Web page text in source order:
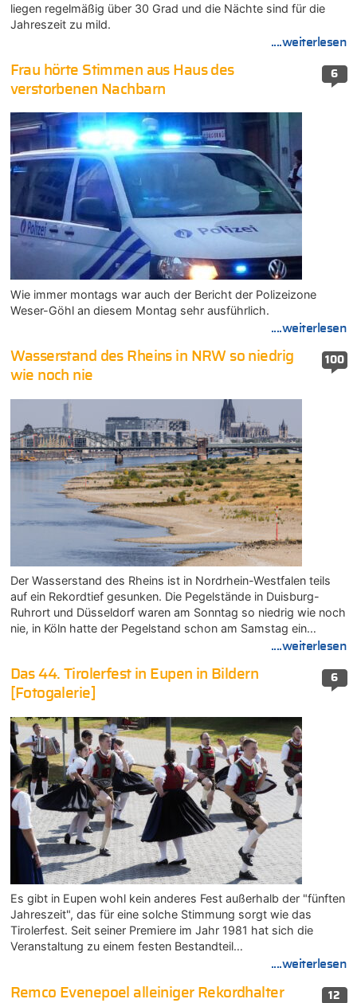
liegen regelmäßig über 30 Grad und die Nächte sind für die
Jahreszeit zu mild.
....weiterlesen
6
Frau hörte Stimmen aus Haus des
verstorbenen Nachbarn
Wie immer montags war auch der Bericht der Polizeizone
Weser-Göhl an diesem Montag sehr ausführlich.
....weiterlesen
100
Wasserstand des Rheins in NRW so niedrig
wie noch nie
Der Wasserstand des Rheins ist in Nordrhein-Westfalen teils
auf ein Rekordtief gesunken. Die Pegelstände in Duisburg-
Ruhrort und Düsseldorf waren am Sonntag so niedrig wie noch
nie, in Köln hatte der Pegelstand schon am Samstag ein…
....weiterlesen
6
Das 44. Tirolerfest in Eupen in Bildern
[Fotogalerie]
Es gibt in Eupen wohl kein anderes Fest außerhalb der "fünften
Jahreszeit", das für eine solche Stimmung sorgt wie das
Tirolerfest. Seit seiner Premiere im Jahr 1981 hat sich die
Veranstaltung zu einem festen Bestandteil…
....weiterlesen
12
Remco Evenepoel alleiniger Rekordhalter